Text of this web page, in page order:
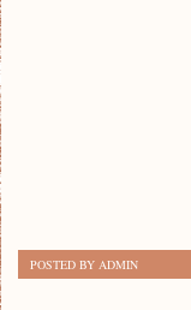
POSTED BY ADMIN